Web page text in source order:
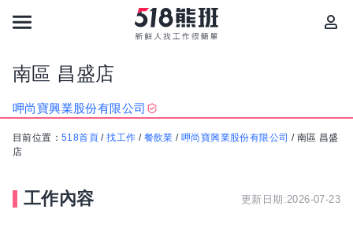
南區 昌盛店
呷尚寶興業股份有限公司
目前位置： 518首頁 /找工作 / 餐飲業 /呷尚寶興業股份有限公司 / 南區 昌盛
店
工作內容 更新日期:2026-07-23